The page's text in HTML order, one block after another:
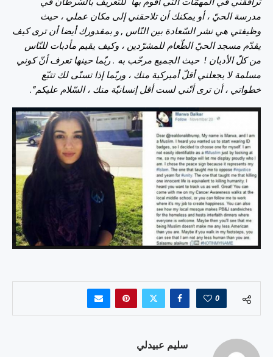
مدرسة الحيّ ، أو يمكنك أن تلاحقني إلى مكان عملي ، حيث
وظيفتي هي نشر السّعادة بين النّاس , و بمقدورك أيضا أن ترى كيف
يقدّم مسجد الحيّ الطّعام للمشرّدين ، وكيف يقيم مأدبات للنّاس
من كلّ الأديان ! حيث الجميع مرحّب به . ربّما حينها تعرف أنّ كوني
مسلمة لا يجعلني أقلّ أميركية منك ، وربّما إذا تسنّى لك تتبّع
خطواتي ، أن ترى أنّني لست أقل إنسانيّة منك ، السّلام عليكم”.
0
سليم عبيدلي